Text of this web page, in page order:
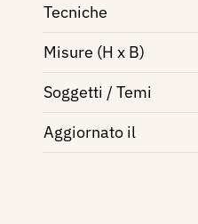
Tecniche
Misure (H x B)
Soggetti / Temi
Aggiornato il